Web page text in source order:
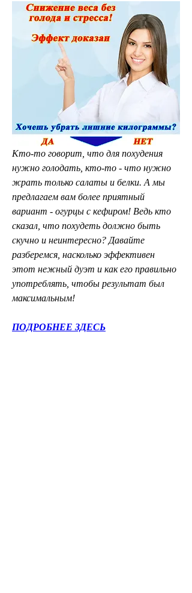
Кто-то говорит, что для похудения
нужно голодать, кто-то - что нужно
жрать только салаты и белки. А мы
предлагаем вам более приятный
вариант - огурцы с кефиром! Ведь кто
сказал, что похудеть должно быть
скучно и неинтересно? Давайте
разберемся, насколько эффективен
этот нежный дуэт и как его правильно
употреблять, чтобы результат был
максимальным!
ПОДРОБНЕЕ ЗДЕСЬ